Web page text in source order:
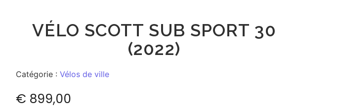
VÉLO SCOTT SUB SPORT 30
(2022)
Catégorie : Vélos de ville
€ 899,00